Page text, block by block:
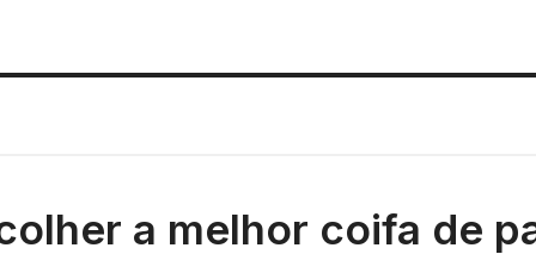
a melhor coifa de